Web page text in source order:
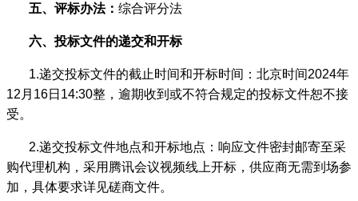
五、评标办法： 综合评分法
六、投标文件的递交和开标
1.递交投标文件的截止时间和开标时间：北京时间2024年
12 月 16日 14:30整，逾期收到或不符合规定的投标文件恕不接
受。
2.递交投标文件地点和开标地点： 响应文件密封邮寄至采
购代理机构，采用腾讯会议视频线上开标，供应商无需到场参
加，具体要求详见磋商文件。